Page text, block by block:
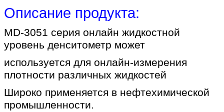
Описание продукта:
MD-3051 серия онлайн жидкостной
уровень денситометр может
используется для онлайн-измерения
плотности различных жидкостей
Широко применяется в нефтехимической
промышленности.